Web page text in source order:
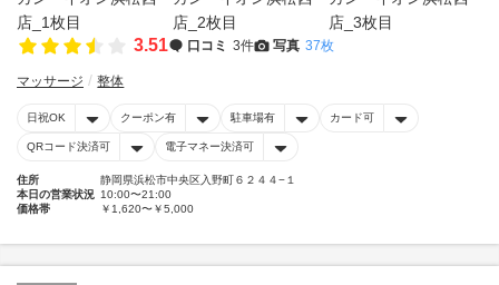
3.51 口コミ 3件 写真 37枚
マッサージ 整体
日祝OK クーポン有 駐車場有 カード可
QRコード決済可 電子マネー決済可
住所
静岡県浜松市中央区入野町６２４４−１
本日の営業状況 10:00〜21:00
価格帯
￥1,620〜￥5,000